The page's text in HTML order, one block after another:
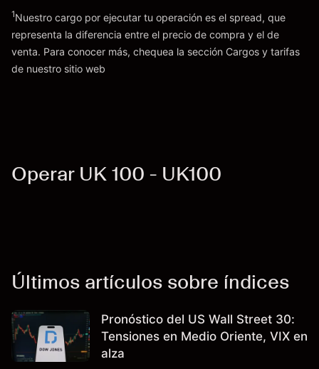
Ir a la plataforma
Cargos
1Nuestro cargo por ejecutar tu operación es el spread, que
representa la diferencia entre el precio de compra y el de
venta. Para conocer más, chequea la sección Cargos y tarifas
de nuestro sitio web
Operar UK 100 - UK100
Últimos artículos sobre índices
Pronóstico del US Wall Street 30:
Tensiones en Medio Oriente, VIX en
alza